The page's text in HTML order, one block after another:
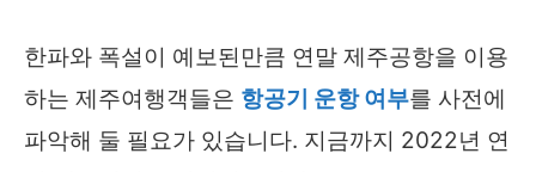
한파와 폭설이 예보된만큼 연말 제주공항을 이용
하는 제주여행객들은 항공기 운항 여부를 사전에
파악해 둘 필요가 있습니다. 지금까지 2022년 연